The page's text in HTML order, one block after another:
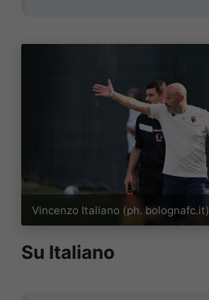
Vincenzo Italiano (ph. bolognafc.it)
Su Italiano